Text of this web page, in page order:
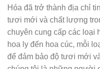
Hóa đã trở thành địa chỉ
tươi mới và chất lượng
chuyên cung cấp các loại
hoa ly đến hoa cúc, mỗi
để đảm bảo độ tươi mới